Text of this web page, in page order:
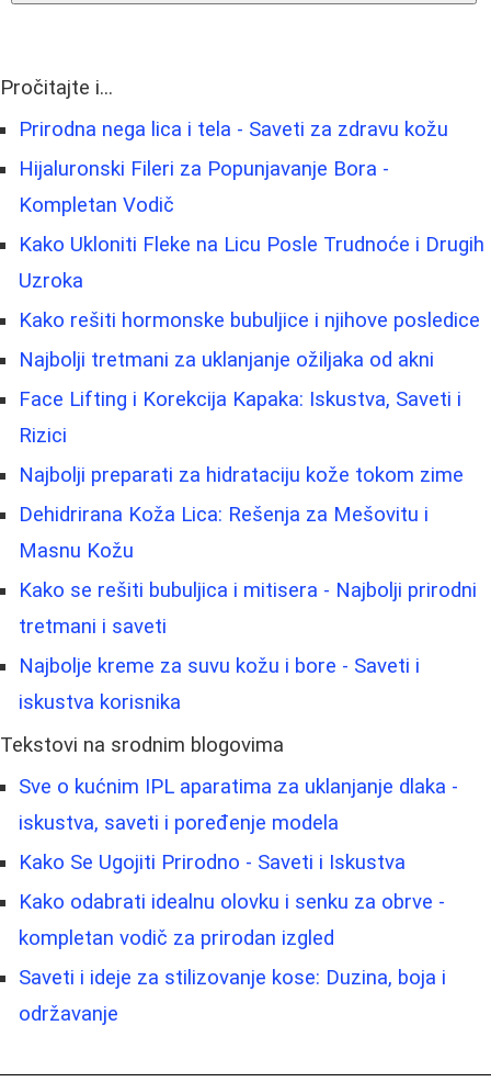
Pročitajte i...
Prirodna nega lica i tela - Saveti za zdravu kožu
Hijaluronski Fileri za Popunjavanje Bora -
Kompletan Vodič
Kako Ukloniti Fleke na Licu Posle Trudnoće i Drugih
Uzroka
Kako rešiti hormonske bubuljice i njihove posledice
Najbolji tretmani za uklanjanje ožiljaka od akni
Face Lifting i Korekcija Kapaka: Iskustva, Saveti i
Rizici
Najbolji preparati za hidrataciju kože tokom zime
Dehidrirana Koža Lica: Rešenja za Mešovitu i
Masnu Kožu
Kako se rešiti bubuljica i mitisera - Najbolji prirodni
tretmani i saveti
Najbolje kreme za suvu kožu i bore - Saveti i
iskustva korisnika
Tekstovi na srodnim blogovima
Sve o kućnim IPL aparatima za uklanjanje dlaka -
iskustva, saveti i poređenje modela
Kako Se Ugojiti Prirodno - Saveti i Iskustva
Kako odabrati idealnu olovku i senku za obrve -
kompletan vodič za prirodan izgled
Saveti i ideje za stilizovanje kose: Duzina, boja i
održavanje